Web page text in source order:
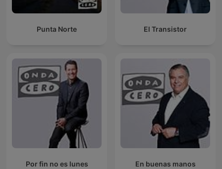
Punta Norte El Transistor
Por fin no es lunes En buenas manos